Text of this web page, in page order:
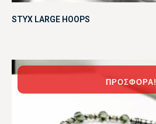
STYX LARGE HOOPS
ΠΡΟΣΦΟΡΆ!